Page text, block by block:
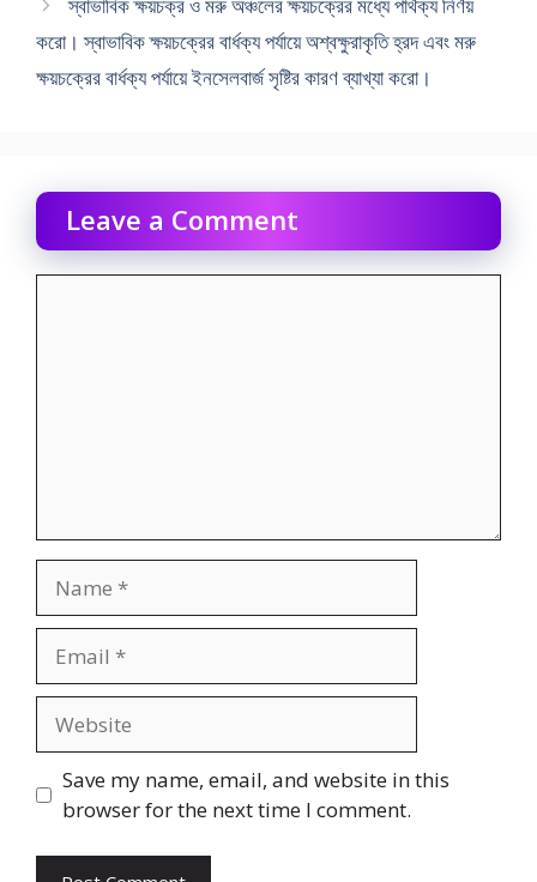
করাে। স্বাভাবিক ক্ষয়চক্রের বার্ধক্য পর্যায়ে অশ্বক্ষুরাকৃতি হ্রদ এবং মরু
ক্ষয়চক্রের বার্ধক্য পর্যায়ে ইনসেলবার্জ সৃষ্টির কারণ ব্যাখ্যা করাে।
Leave a Comment
Save my name, email, and website in this
browser for the next time I comment.